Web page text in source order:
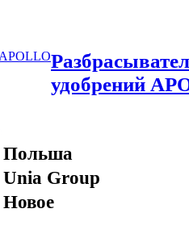
удобрений
Польша
Unia Group
Новое